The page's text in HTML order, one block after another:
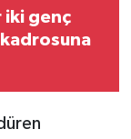
iki genç